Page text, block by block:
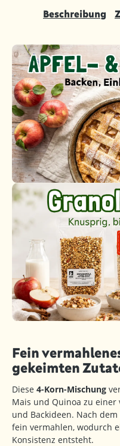
Beschreibung
Fein
gekeimten
Diese 4-Korn-Mischung
Mais und Quinoa zu
und Backideen. Nach
fein vermahlen, wodurch
Konsistenz entsteht.